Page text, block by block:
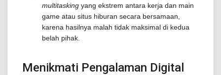
multitasking yang ekstrem antara kerja dan main
game atau situs hiburan secara bersamaan,
karena hasilnya malah tidak maksimal di kedua
belah pihak.
Menikmati Pengalaman Digital